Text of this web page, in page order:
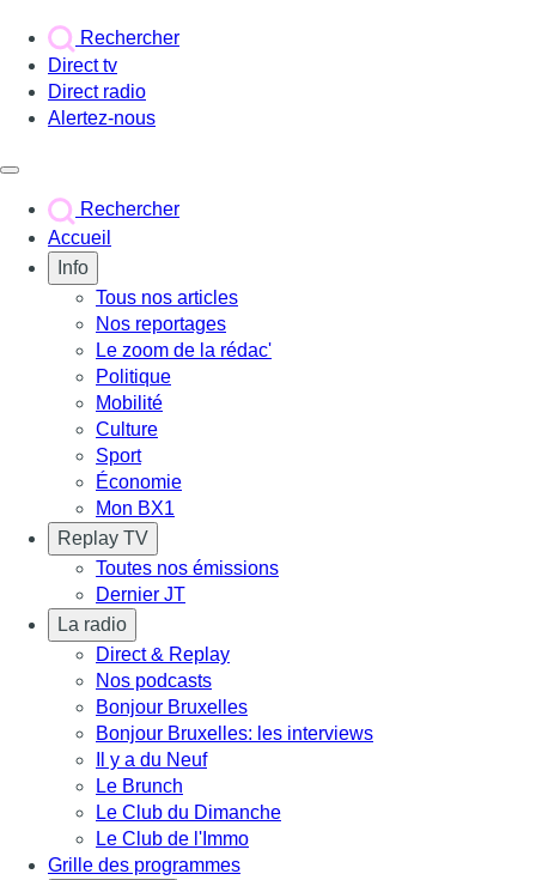
Rechercher
Direct tv
Direct radio
Alertez-nous
Rechercher
Accueil
Info
Tous nos articles
Nos reportages
Le zoom de la rédac'
Politique
Mobilité
Culture
Sport
Économie
Mon BX1
Replay TV
Toutes nos émissions
Dernier JT
La radio
Direct & Replay
Nos podcasts
Bonjour Bruxelles
Bonjour Bruxelles: les interviews
Il y a du Neuf
Le Brunch
Le Club du Dimanche
Le Club de l'Immo
Grille des programmes